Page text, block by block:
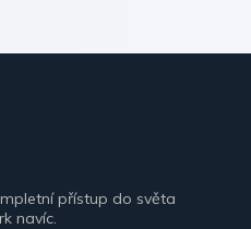
přístup do světa
navíc.